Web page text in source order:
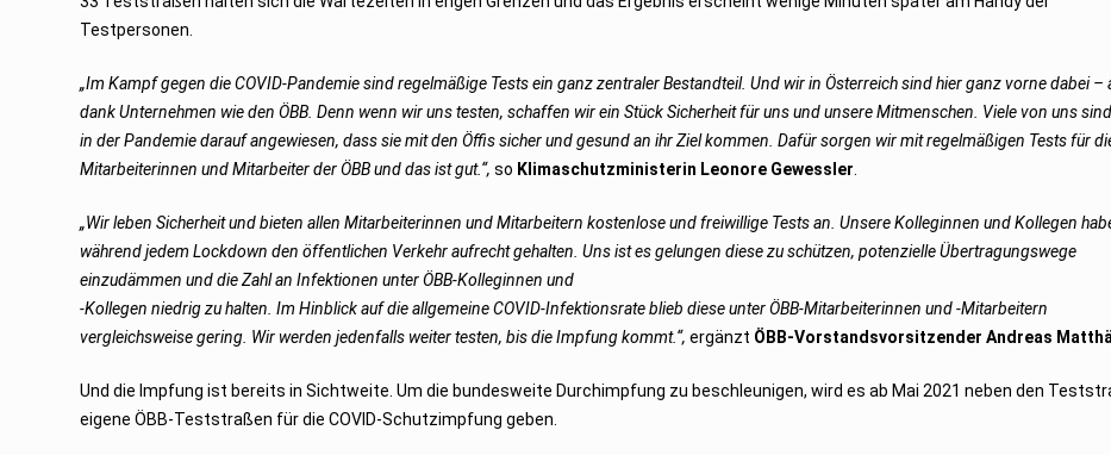
Testpersonen.
„Im Kampf gegen die COVID-Pandemie sind regelmäßige Tests ein ganz zentraler Bestandteil. Und wir in Österreich sind hier ganz vorne dabei –
dank Unternehmen wie den ÖBB. Denn wenn wir uns testen, schaffen wir ein Stück Sicherheit für uns und unsere Mitmenschen. Viele von uns
in der Pandemie darauf angewiesen, dass sie mit den Öffis sicher und gesund an ihr Ziel kommen. Dafür sorgen wir mit regelmäßigen Tests für
Mitarbeiterinnen und Mitarbeiter der ÖBB und das ist gut.“, so Klimaschutzministerin Leonore Gewessler
„Wir leben Sicherheit und bieten allen Mitarbeiterinnen und Mitarbeitern kostenlose und freiwillige Tests an. Unsere Kolleginnen und Kollegen
während jedem Lockdown den öffentlichen Verkehr aufrecht gehalten. Uns ist es gelungen diese zu schützen, potenzielle Übertragungswege
einzudämmen und die Zahl an Infektionen unter ÖBB-Kolleginnen und
-Kollegen niedrig zu halten. Im Hinblick auf die allgemeine COVID-Infektionsrate blieb diese unter ÖBB-Mitarbeiterinnen und -Mitarbeitern
vergleichsweise gering. Wir werden jedenfalls weiter testen, bis die Impfung kommt.“, ergänzt ÖBB-Vorstandsvorsitzender Andreas Matthä
Und die Impfung ist bereits in Sichtweite. Um die bundesweite Durchimpfung zu beschleunigen, wird es ab Mai 2021 neben den
eigene ÖBB-Teststraßen für die COVID-Schutzimpfung geben.